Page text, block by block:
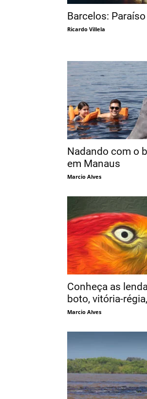
Barcelos:
Ricardo Villela
Nadando com o
em Manaus
Marcio Alves
Conheça as
boto, vitória-
Marcio Alves